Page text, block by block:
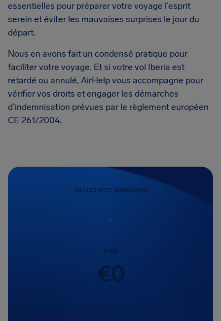
essentielles pour préparer votre voyage l’esprit
serein et éviter les mauvaises surprises le jour du
départ.
Nous en avons fait un condensé pratique pour
faciliter votre voyage. Et si votre vol Iberia est
retardé ou annulé, AirHelp vous accompagne pour
vérifier vos droits et engager les démarches
d’indemnisation prévues par le règlement européen
CE 261/2004.
CALCULEZ VOTRE INDEMNISATION
0KM
€0